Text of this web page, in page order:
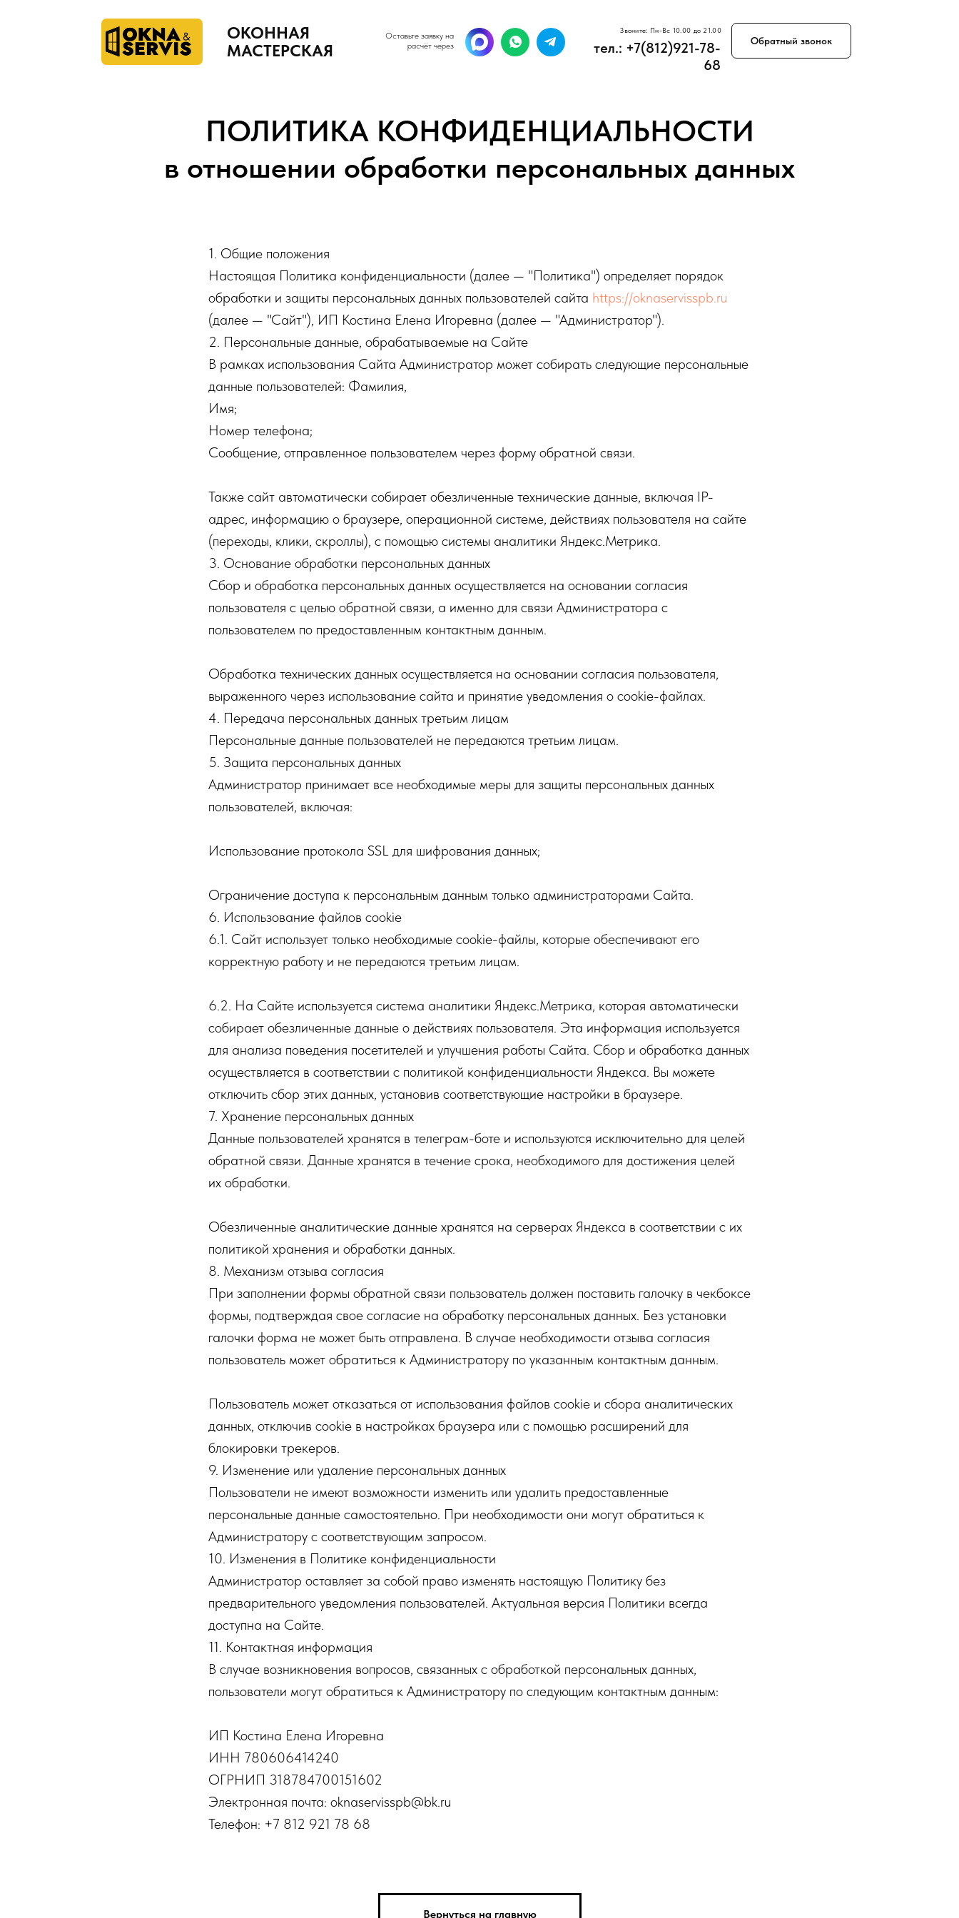
ОКОННАЯ
МАСТЕРСКАЯ
Оставьте заявку на
расчёт через
Звоните: Пн-Вс 10.00 до 21.00
тел.: +7(812)921-78-
68
Обратный звонок
ОКОННАЯ
МАСТЕРСКАЯ
Оставьте заявку на
расчёт через
Звоните: Пн-Вс 10.00 до 21.00
тел.: +7(812)921-78-
68
Обратный звонок
ПОЛИТИКА КОНФИДЕНЦИАЛЬНОСТИ
в отношении обработки персональных данных
1. Общие положения
Настоящая Политика конфиденциальности (далее — "Политика") определяет порядок
обработки и защиты персональных данных пользователей сайта https://oknaservisspb.ru
(далее — "Сайт"), ИП Костина Елена Игоревна (далее — "Администратор").
2. Персональные данные, обрабатываемые на Сайте
В рамках использования Сайта Администратор может собирать следующие персональные
данные пользователей: Фамилия,
Имя;
Номер телефона;
Сообщение, отправленное пользователем через форму обратной связи.
Также сайт автоматически собирает обезличенные технические данные, включая IP-
адрес, информацию о браузере, операционной системе, действиях пользователя на сайте
(переходы, клики, скроллы), с помощью системы аналитики Яндекс.Метрика.
3. Основание обработки персональных данных
Сбор и обработка персональных данных осуществляется на основании согласия
пользователя с целью обратной связи, а именно для связи Администратора с
пользователем по предоставленным контактным данным.
Обработка технических данных осуществляется на основании согласия пользователя,
выраженного через использование сайта и принятие уведомления о cookie-файлах.
4. Передача персональных данных третьим лицам
Персональные данные пользователей не передаются третьим лицам.
5. Защита персональных данных
Администратор принимает все необходимые меры для защиты персональных данных
пользователей, включая:
Использование протокола SSL для шифрования данных;
Ограничение доступа к персональным данным только администраторами Сайта.
6. Использование файлов cookie
6.1. Сайт использует только необходимые cookie-файлы, которые обеспечивают его
корректную работу и не передаются третьим лицам.
6.2. На Сайте используется система аналитики Яндекс.Метрика, которая автоматически
собирает обезличенные данные о действиях пользователя. Эта информация используется
для анализа поведения посетителей и улучшения работы Сайта. Сбор и обработка данных
осуществляется в соответствии с политикой конфиденциальности Яндекса. Вы можете
отключить сбор этих данных, установив соответствующие настройки в браузере.
7. Хранение персональных данных
Данные пользователей хранятся в телеграм-боте и используются исключительно для целей
обратной связи. Данные хранятся в течение срока, необходимого для достижения целей
их обработки.
Обезличенные аналитические данные хранятся на серверах Яндекса в соответствии с их
политикой хранения и обработки данных.
8. Механизм отзыва согласия
При заполнении формы обратной связи пользователь должен поставить галочку в чекбоксе
формы, подтверждая свое согласие на обработку персональных данных. Без установки
галочки форма не может быть отправлена. В случае необходимости отзыва согласия
пользователь может обратиться к Администратору по указанным контактным данным.
Пользователь может отказаться от использования файлов cookie и сбора аналитических
данных, отключив cookie в настройках браузера или с помощью расширений для
блокировки трекеров.
9. Изменение или удаление персональных данных
Пользователи не имеют возможности изменить или удалить предоставленные
персональные данные самостоятельно. При необходимости они могут обратиться к
Администратору с соответствующим запросом.
10. Изменения в Политике конфиденциальности
Администратор оставляет за собой право изменять настоящую Политику без
предварительного уведомления пользователей. Актуальная версия Политики всегда
доступна на Сайте.
11. Контактная информация
В случае возникновения вопросов, связанных с обработкой персональных данных,
пользователи могут обратиться к Администратору по следующим контактным данным:
ИП Костина Елена Игоревна
ИНН 780606414240
ОГРНИП 318784700151602
Электронная почта: oknaservisspb@bk.ru
Телефон: +7 812 921 78 68
Вернуться на главную